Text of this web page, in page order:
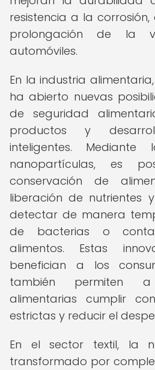
resistencia a la
prolongación de la
automóviles.
En la industria
ha abierto nuevas
de seguridad
productos y
inteligentes.
nanopartículas, es
conservación de
liberación de nutrientes
detectar de manera
de bacterias o
alimentos. Estas
benefician a los
también permiten
alimentarias cumplir
estrictas y reducir el
En el sector textil, la
transformado por